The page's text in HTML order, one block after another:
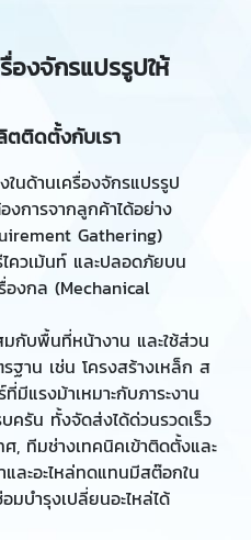
องจักรแปรรูปให้
ตติดตั้งกับเรา
นด้านเครื่องจักรแปรรูป
การจากลูกค้าได้อย่าง
Gathering)
ควเม้นท์ และปลอดภัยบน
งกล (Mechanical
มกับพื้นที่หน้างาน และใช้ส่วน
าน เช่น โครงสร้างเหล็ก ส
มีแรงม้าเหมาะกับภาระงาน
ครัน ทั้งจัดส่งได้ด่วนรวดเร็ว
ศ, ทีมช่างเทคนิคเข้าติดตั้งและ
ละอะไหล่ทดแทนมีสต๊อกใน
มบำรุงเปลี่ยนอะไหล่ได้